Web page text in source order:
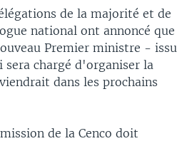
de la majorité et de
national ont annoncé que
Premier ministre - issu
chargé d'organiser la
dans les prochains
de la Cenco doit